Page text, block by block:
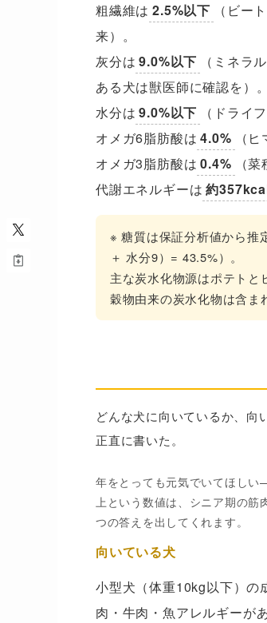
粗繊維は 2.5%以下
（ビー
来）。
灰分は 9.0%以下
（ミネラ
ある犬は獣医師に確認を）。
水分は 9.0%以下
（ドライ
オメガ6脂肪酸は 4.0%
（
オメガ3脂肪酸は 0.4%
（
代謝エネルギーは 約
※ 糖質は保証分析値から推
＋ 水分9）= 43.5%）。
主な炭水化物源はポテトと
穀物由来の炭水化物は含ま
どんな犬に向いているか、向
正直に書いた。
年をとっても元気でいてほし
上という数値は、シニア期の筋
つの答えを出してくれます。
向いている犬
小型犬（体重10kg以下）の
肉・牛肉・魚アレルギーが